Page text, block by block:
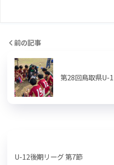
前の記事
第28回鳥取県U-
U-12後期リーグ 第7節